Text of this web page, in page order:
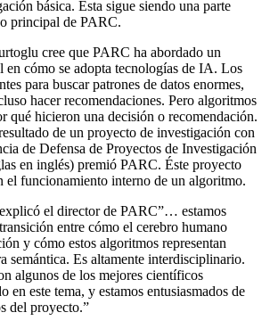
básica. Ésta sigue siendo una parte
principal de PARC.
cree que PARC ha abordado un
en cómo se adopta tecnologías de IA. Los
para buscar patrones de datos enormes,
hacer recomendaciones. Pero algoritmos
qué hicieron una decisión o recomendación.
de un proyecto de investigación con
de Defensa de Proyectos de Investigación
en inglés) premió PARC. Éste proyecto
el funcionamiento interno de un algoritmo.
el director de PARC”… estamos
entre cómo el cerebro humano
y cómo estos algoritmos representan
semántica. Es altamente interdisciplinario.
algunos de los mejores científicos
en este tema, y estamos entusiasmados de
del proyecto.”